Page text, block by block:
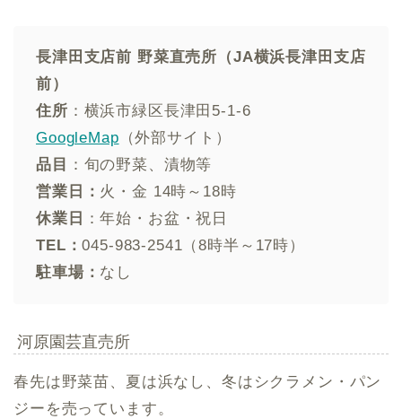
長津田支店前 野菜直売所（JA横浜長津田支店
前）
住所 ：横浜市緑区長津田5-1-6
GoogleMap （外部サイト）
品目
：旬の野菜、漬物等
営業日： 火・金 14時～18時
休業日
：年始・お盆・祝日
TEL：045-983-2541（8時半～17時）
駐車場： なし
河原園芸直売所
春先は野菜苗、夏は浜なし、冬はシクラメン・パン
ジーを売っています。